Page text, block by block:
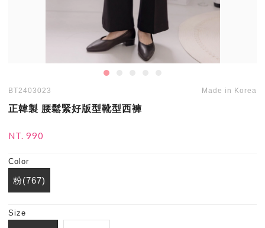
BT2403023 Made in Korea
正韓製 腰鬆緊好版型靴型西褲
NT. 990
Color
粉(767)
Size